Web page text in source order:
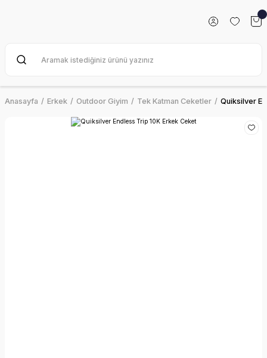
Anasayfa Erkek Outdoor Giyim Tek Katman Ceketler Quiksilver